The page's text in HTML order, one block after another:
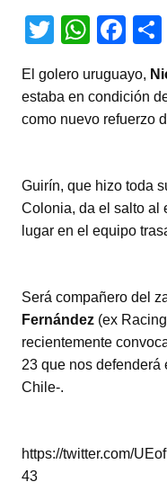
T
tt
er
W
at
s
p
p
F
c
e
o
o
k
El golero uruguayo,
estaba en condición
como nuevo refuerzo
Guirín, que hizo toda
Colonia, da el salto al
lugar en el equipo
Será compañero del
Fernández (ex
recientemente
23 que nos
Chile-.
https://twitter.com/
43